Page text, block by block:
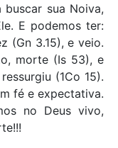
sua Noiva,
E podemos ter:
(Gn 3.15), e veio.
morte (Is 53), e
(1Co 15).
fé e expectativa.
no Deus vivo,